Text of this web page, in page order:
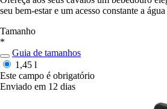
seu bem-estar e um acesso constante a
Tamanho
*
Guia de tamanhos
1,45 l
Este campo é obrigatório
Enviado em 12 dias